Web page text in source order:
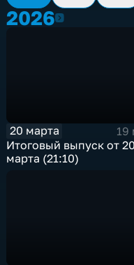
20262026
20 марта
19
Итоговый выпуск от 20
марта (21:10)